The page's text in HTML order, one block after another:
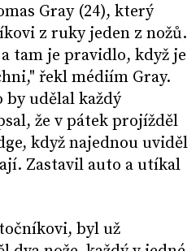
Gray (24), který
z ruky jeden z nožů.
tam je pravidlo, když je
řekl médiím Gray.
by udělal každý
že v pátek projížděl
když najednou uviděl
Zastavil auto a utíkal
byl už